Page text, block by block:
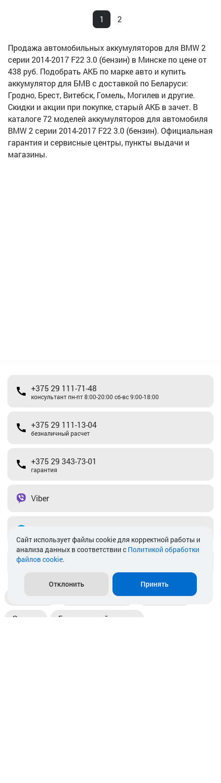
1 2
Продажа автомобильных аккумуляторов для BMW 2
серии 2014-2017 F22 3.0 (бензин) в Минске по цене от
438 руб. Подобрать АКБ по марке авто и купить
аккумулятор для БМВ с доставкой по Беларуси:
Гродно, Брест, Витебск, Гомель, Могилев и другие.
Скидки и акции при покупке, старый АКБ в зачет. В
каталоге 72 моделей аккумуляторов для автомобиля
BMW 2 серии 2014-2017 F22 3.0 (бензин). Официальная
гарантия и сервисные центры, пункты выдачи и
магазины.
+375 29 111-71-48
консультант пн-пт 8:00-20:00 сб-вс 9:00-18:00
+375 29 111-13-04
безналичный расчет
+375 29 343-73-01
гарантия
Viber
info@akkamulik.by
Пункты выдачи Магазины
Оплата Безналичный расчет
Cайт использует файлы cookie для корректной работы и
анализа данных в соответствии с Политикой обработки
файлов cookie.
Отклонить Принять